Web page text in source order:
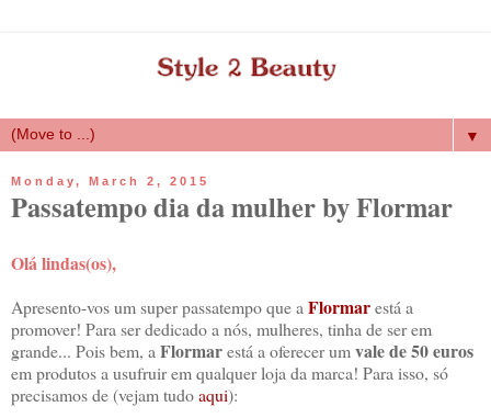
▼
Monday, March 2, 2015
Passatempo dia da mulher by Flormar
Olá lindas(os),
Apresento-vos um super passatempo que a Flormarestá a
promover! Para ser dedicado a nós, mulheres, tinha de ser em
grande... Pois bem, a Flormarestá a oferecer umvale de 50 euros
em produtos a usufruir em qualquer loja da marca! Para isso, só
precisamos de (vejam tudoaqui):